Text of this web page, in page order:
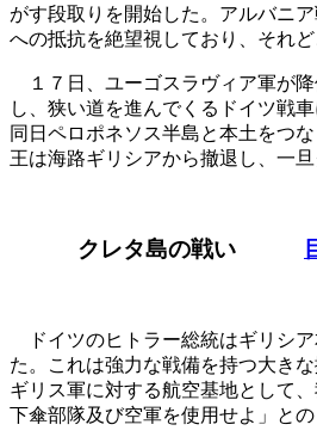
がす段取りを開始した。アルバニ
への抵抗を絶望視しており、それ
１７日、ユーゴスラヴィア軍が
し、狭い道を進んでくるドイツ戦
同日ペロポネソス半島と本土をつ
王は海路ギリシアから撤退し、一
クレタ島の戦い
ドイツのヒトラー総統はギリシ
た。これは強力な戦備を持つ大き
ギリス軍に対する航空基地として
下傘部隊及び空軍を使用せよ」と